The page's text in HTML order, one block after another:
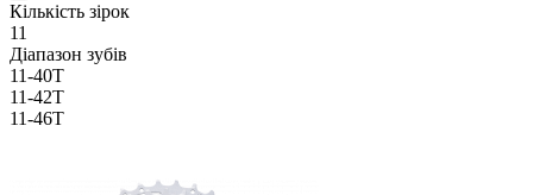
Кількість зірок
11
Діапазон зубів
11-40Т
11-42Т
11-46Т